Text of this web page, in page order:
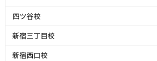
四ツ谷校
新宿三丁目校
新宿西口校